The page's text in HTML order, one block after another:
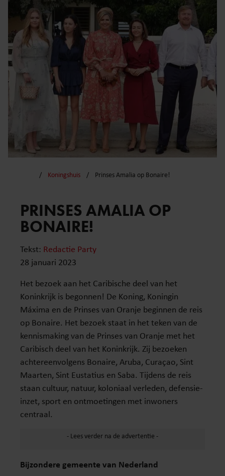
Koningshuis Prinses Amalia op Bonaire!
PRINSES AMALIA OP
BONAIRE!
Tekst: Redactie Party
28 januari 2023
Het bezoek aan het Caribische deel van het
Koninkrijk is begonnen! De Koning, Koningin
Máxima en de Prinses van Oranje beginnen de reis
op Bonaire. Het bezoek staat in het teken van de
kennismaking van de Prinses van Oranje met het
Caribisch deel van het Koninkrijk. Zij bezoeken
achtereenvolgens Bonaire, Aruba, Curaçao, Sint
Maarten, Sint Eustatius en Saba. Tijdens de reis
staan cultuur, natuur, koloniaal verleden, defensie-
inzet, sport en ontmoetingen met inwoners
centraal.
Bijzondere gemeente van Nederland